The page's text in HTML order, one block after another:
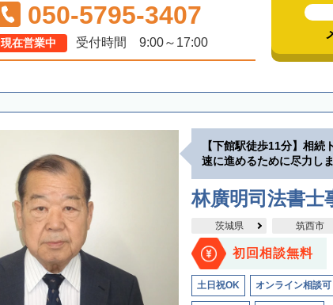
050-5795-3407
現在営業中 受付時間 9:00～17:00
【下館駅徒歩11分】相
速に進めるために尽力し
林廣明司法書士
茨城県 筑西市
初回相談無料
土日祝OK オンライン相談可